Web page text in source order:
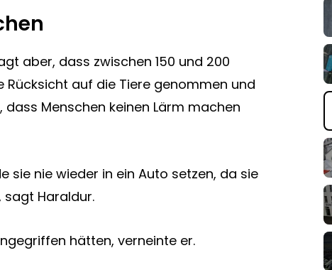
aber, dass zwischen 150 und 200
auf die Tiere genommen und
Menschen keinen Lärm machen
sie nie wieder in ein Auto setzen, da sie
sagt Haraldur.
hätten, verneinte er.